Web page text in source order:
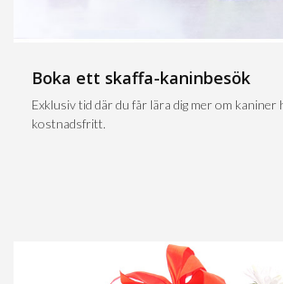
Boka ett skaffa-kaninbesök
Exklusiv tid där du får lära dig mer om kaniner
kostnadsfritt.